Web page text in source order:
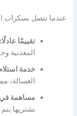
عندما تتصل بسكراب
تقييمًا عادلًا:
المعدنية
خدمة
الغسالة،
مساهمة في
نشتريها